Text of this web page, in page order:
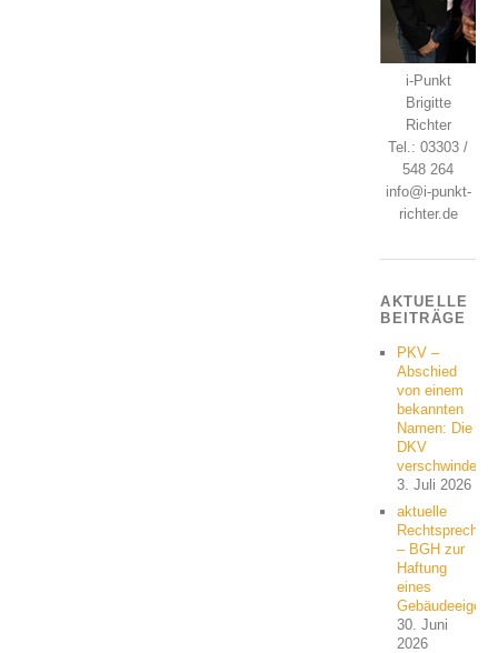
i-Punkt
Brigitte
Richter
Tel.: 03303 /
548 264
info@i-punkt-
richter.de
AKTUELLE
BEITRÄGE
PKV –
Abschied
von einem
bekannten
Namen: Die
DKV
verschwindet
3. Juli 2026
aktuelle
– BGH zur
Haftung
eines
30. Juni
2026